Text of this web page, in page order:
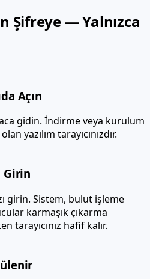
Şifreye — Yalnızca
Açın
gidin. İndirme veya kurulum
yazılım tarayıcınızdır.
Girin
girin. Sistem, bulut işleme
karmaşık çıkarma
tarayıcınız hafif kalır.